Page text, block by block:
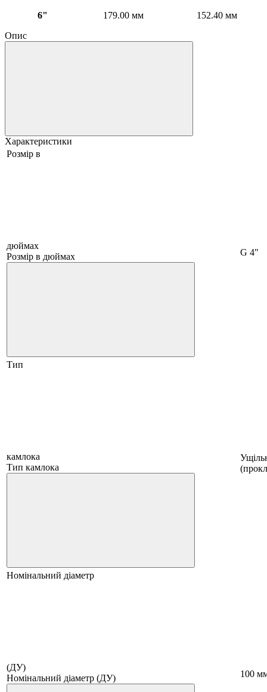
6" 179.00 мм
152.40 мм
Опис
Характеристики
Розмір в
дюймах
Розмір в дюймах
G 4"
Тип
камлока
Тип камлока
Номінальний діаметр
(ДУ)
Номінальний діаметр (ДУ)
100